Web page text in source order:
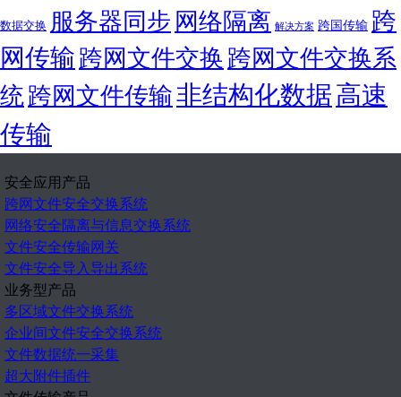
数据交换 服务器同步网络隔离 解决方案 跨国传输 跨
网传输跨网文件交换跨网文件交换系
统跨网文件传输非结构化数据高速
传输
安全应用产品
跨网文件安全交换系统
网络安全隔离与信息交换系统
文件安全传输网关
文件安全导入导出系统
业务型产品
多区域文件交换系统
企业间文件安全交换系统
文件数据统一采集
超大附件插件